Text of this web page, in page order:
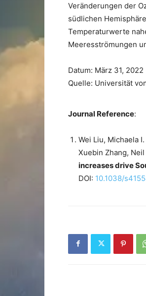
Veränderungen der
südlichen
Temperaturwerte
Meeresströmungen
Datum: März 31, 2022
Quelle: Universität
Journal Reference:
Wei Liu, Michaela
Xuebin Zhang,
increases drive
DOI: 10.1038/